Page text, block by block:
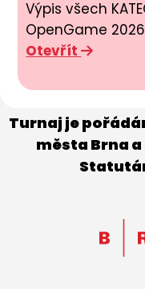
Výpis všech
OpenGame 2026
Otevřít
Turnaj je
města Brna